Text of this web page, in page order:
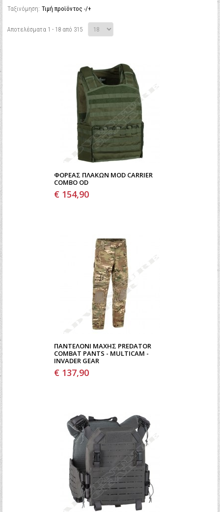
Ταξινόμηση: Τιμή προϊόντος -/+
Αποτελέσματα 1 - 18 από 315
ΦΟΡΈΑΣ ΠΛΑΚΏΝ MOD CARRIER
COMBO OD
€ 154,90
ΠΑΝΤΕΛΌΝΙ ΜΆΧΗΣ PREDATOR
COMBAT PANTS - MULTICAM -
INVADER GEAR
€ 137,90